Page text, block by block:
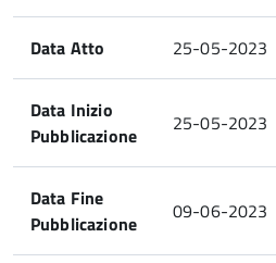
Data Atto 25-05-2023
Data Inizio
Pubblicazione
25-05-2023
Data Fine
Pubblicazione
09-06-2023